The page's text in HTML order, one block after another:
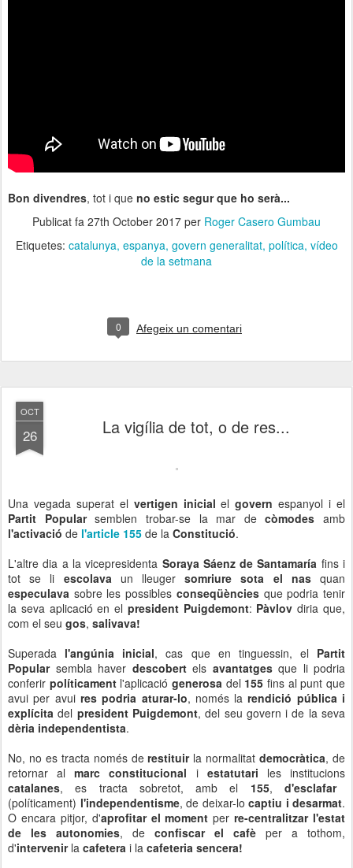
Bon divendres, tot i que no estic segur que ho serà...
Publicat fa 27th October 2017 per Roger Casero Gumbau
Etiquetes: catalunya espanya govern generalitat política vídeo
de la setmana
0 Afegeix un comentari
OCT
26 La vigília de tot, o de res...
Una vegada superat el vertigen inicial elgovern espanyol i el
Partit Popularsemblen trobar-se la mar decòmodes amb
l'activació de l'article 155 de la Constitució.
L'altre dia a la vicepresidenta Soraya Sáenz de Santamaría fins i
tot se li escolava un lleugersomriure sota el nasquan
especulava sobre les possibles conseqüències que podria tenir
la seva aplicació en el president Puigdemont: Pàvlov diria que,
com el seu gos, salivava!
Superada l'angúnia inicial, cas que en tinguessin, el Partit
Popularsembla haver descobertels avantatgesque li podria
conferir políticamentl'aplicaciógenerosa del 155 fins al punt que
avui per avui res podria aturar-lo, només larendició pública i
explícita del president Puigdemont, del seu govern i de la seva
dèria independentista.
No, no es tracta només derestituirla normalitatdemocràtica, de
retornar almarc constitucional i estatutari les institucions
catalanes, es tracta sobretot, amb el 155, d'esclafar
(políticament) l'independentisme, de deixar-lo captiu i desarmat.
O encara pitjor, d'aprofitar el moment perre-centralitzar l'estat
de les autonomies, de confiscar el cafè per a tothom,
d'intervenir la cafetera i la cafeteria sencera!